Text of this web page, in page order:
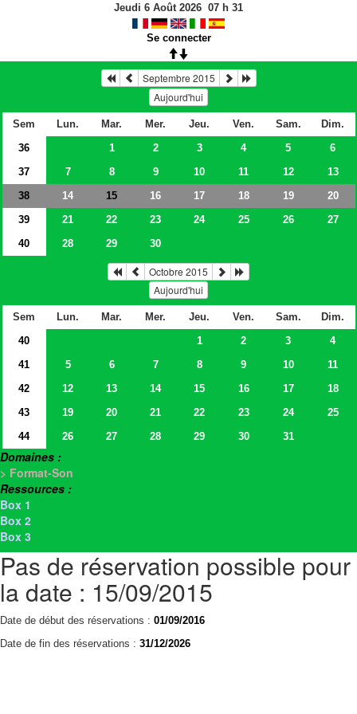
Jeudi 6 Août 2026 07 h 31
Se connecter
Septembre 2015
Aujourd'hui
Sem Lun. Mar. Mer. Jeu. Ven. Sam.
Dim.
36
1 2 3 4 5
6
37
7 8 9 10 11 12
13
38
14 15 16 17 18 19
20
39
21 22 23 24 25 26
27
40
28 29 30
Octobre 2015
Aujourd'hui
Sem Lun. Mar. Mer. Jeu. Ven. Sam.
Dim.
40
1 2 3
4
41
5 6 7 8 9 10
11
42
12 13 14 15 16 17
18
43
19 20 21 22 23 24
25
44
26 27 28 29 30 31
Domaines :
> Format-Son
Ressources :
Box 1
Box 2
Box 3
Pas de réservation possible pour
la date : 15/09/2015
Date de début des réservations : 01/09/2016
Date de fin des réservations : 31/12/2026